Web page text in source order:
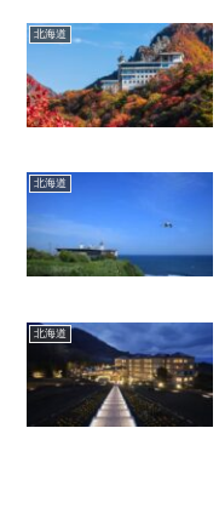
北海道
北海道
北海道